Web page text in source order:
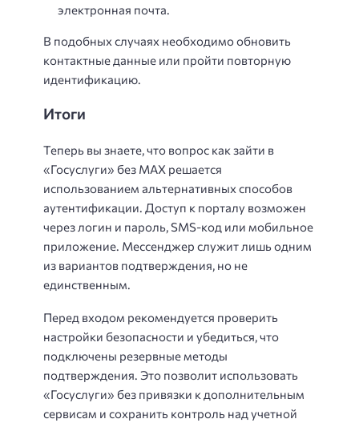
электронная почта.
В подобных случаях необходимо обновить
контактные данные или пройти повторную
идентификацию.
Итоги
Теперь вы знаете, что вопрос как зайти в
«Госуслуги» без MAX решается
использованием альтернативных способов
аутентификации. Доступ к порталу возможен
через логин и пароль, SMS-код или мобильное
приложение. Мессенджер служит лишь одним
из вариантов подтверждения, но не
единственным.
Перед входом рекомендуется проверить
настройки безопасности и убедиться, что
подключены резервные методы
подтверждения. Это позволит использовать
«Госуслуги» без привязки к дополнительным
сервисам и сохранить контроль над учетной